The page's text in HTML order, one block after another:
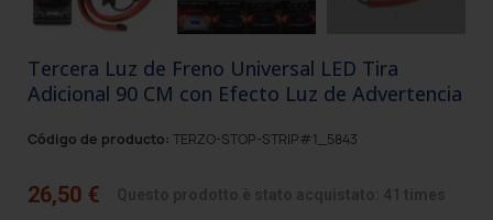
Tercera Luz de Freno Universal LED Tira
Adicional 90 CM con Efecto Luz de Advertencia
Código de producto: TERZO-STOP-STRIP#1_5843
26,50 €